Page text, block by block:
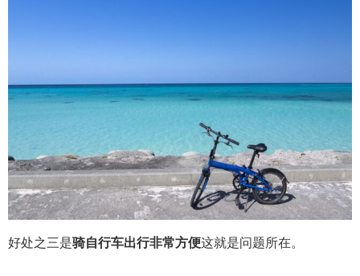
好处之三是骑自行车出行非常方便这就是问题所在。